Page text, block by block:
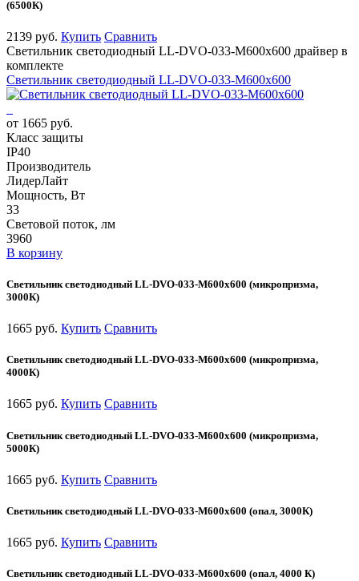
(6500К)
2139 руб. Купить Сравнить
Светильник светодиодный LL-DVO-033-M600x600 драйвер в
комплекте
Светильник светодиодный LL-DVO-033-M600x600
от 1665 руб.
Класс защиты
IP40
Производитель
ЛидерЛайт
Мощность, Вт
33
Световой поток, лм
3960
В корзину
Светильник светодиодный LL-DVO-033-M600x600 (микропризма,
3000К)
1665 руб. Купить Сравнить
Светильник светодиодный LL-DVO-033-M600x600 (микропризма,
4000К)
1665 руб. Купить Сравнить
Светильник светодиодный LL-DVO-033-M600x600 (микропризма,
5000К)
1665 руб. Купить Сравнить
Светильник светодиодный LL-DVO-033-M600x600 (опал, 3000К)
1665 руб. Купить Сравнить
Светильник светодиодный LL-DVO-033-M600x600 (опал, 4000 К)